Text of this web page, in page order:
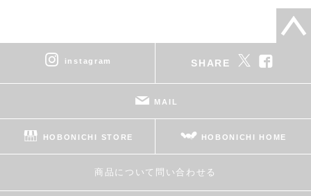
instagram SHARE
MAIL
HOBONICHI STORE HOBONICHI HOME
商品について問い合わせる